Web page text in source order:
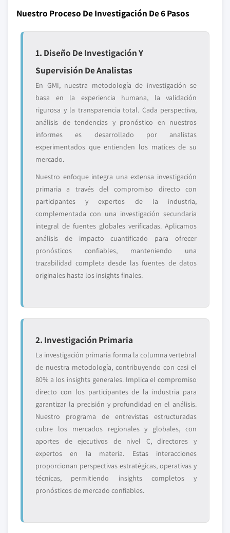
Nuestro Proceso De Investigación De 6 Pasos
1. Diseño De Investigación Y
Supervisión De Analistas
En GMI, nuestra metodología de investigación se
basa en la experiencia humana, la validación
rigurosa y la transparencia total. Cada perspectiva,
análisis de tendencias y pronóstico en nuestros
informes es desarrollado por analistas
experimentados que entienden los matices de su
mercado.
Nuestro enfoque integra una extensa investigación
primaria a través del compromiso directo con
participantes y expertos de la industria,
complementada con una investigación secundaria
integral de fuentes globales verificadas. Aplicamos
análisis de impacto cuantificado para ofrecer
pronósticos confiables, manteniendo una
trazabilidad completa desde las fuentes de datos
originales hasta los insights finales.
2. Investigación Primaria
La investigación primaria forma la columna vertebral
de nuestra metodología, contribuyendo con casi el
80% a los insights generales. Implica el compromiso
directo con los participantes de la industria para
garantizar la precisión y profundidad en el análisis.
Nuestro programa de entrevistas estructuradas
cubre los mercados regionales y globales, con
aportes de ejecutivos de nivel C, directores y
expertos en la materia. Estas interacciones
proporcionan perspectivas estratégicas, operativas y
técnicas, permitiendo insights completos y
pronósticos de mercado confiables.